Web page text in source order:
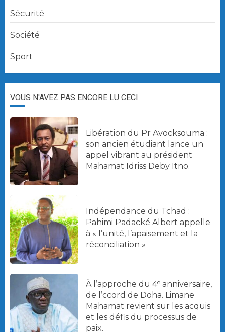
Sécurité
Société
Sport
VOUS N'AVEZ PAS ENCORE LU CECI
Libération du Pr Avocksouma :
son ancien étudiant lance un
appel vibrant au président
Mahamat Idriss Deby Itno.
Indépendance du Tchad :
Pahimi Padacké Albert appelle
à « l’unité, l’apaisement et la
réconciliation »
À l’approche du 4ᵉ anniversaire,
de l’ccord de Doha. Limane
Mahamat revient sur les acquis
et les défis du processus de
paix.